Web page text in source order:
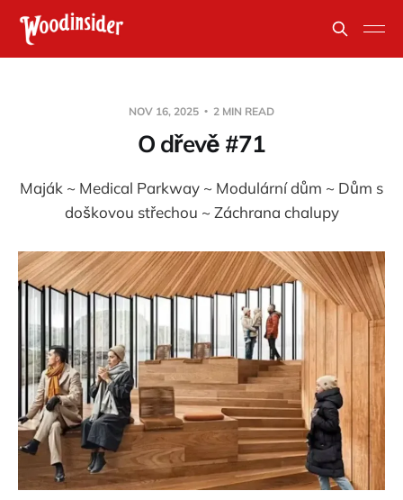
NOV 16, 2025 2 MIN READ
O dřevě #71
Maják ~ Medical Parkway ~ Modulární dům ~ Dům s
doškovou střechou ~ Záchrana chalupy